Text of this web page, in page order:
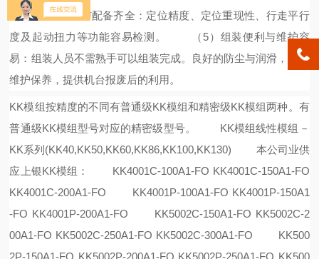
（4）检测容易与配备齐全：定位精度、定位重现性、行走平行
度及起动扭力等功能容易检测。 （5）组装便利与维护容
易：组装人员不需熟手可以组装完成。良好的防尘与润滑，容易
维护保养，提供机台报废后的利用。
KK模组按精度的不同有普通级KK模组和精密级KK模组两种。有
普通级KK模组型号对应的精密级型号。 KK模组线性模组－
KK系列(KK40,KK50,KK60,KK86,KK100,KK130) 本公司业供
应上银KK模组： KK4001C-100A1-FO KK4001C-150A1-FO
KK4001C-200A1-FO KK4001P-100A1-FO KK4001P-150A1
-FO KK4001P-200A1-FO KK5002C-150A1-FO KK5002C-2
00A1-FO KK5002C-250A1-FO KK5002C-300A1-FO KK500
2P-150A1-FO KK5002P-200A1-FO KK5002P-250A1-FO KK500